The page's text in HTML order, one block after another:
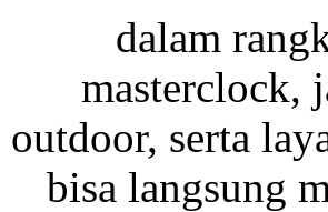
dalam
masterclock,
outdoor, serta
bisa langsung